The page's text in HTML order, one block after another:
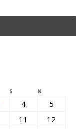
S N
4
5
11
12